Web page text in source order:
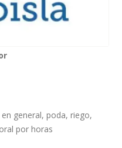
general, poda, riego,
por horas